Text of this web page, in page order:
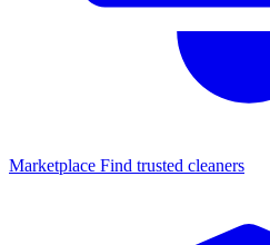
Marketplace Find trusted cleaners